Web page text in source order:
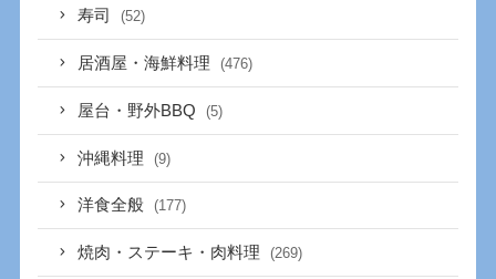
寿司 (52)
居酒屋・海鮮料理 (476)
屋台・野外BBQ (5)
沖縄料理 (9)
洋食全般 (177)
焼肉・ステーキ・肉料理 (269)